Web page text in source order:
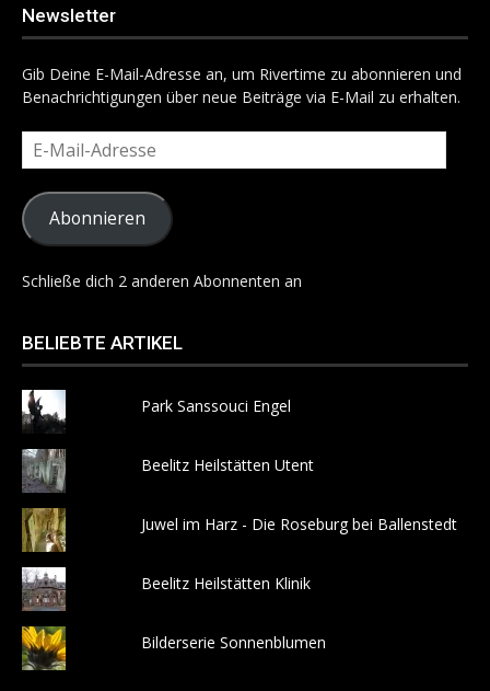
Newsletter
Gib Deine E-Mail-Adresse an, um Rivertime zu abonnieren und
Benachrichtigungen über neue Beiträge via E-Mail zu erhalten.
E-
Mail-
Adresse
Abonnieren
Schließe dich 2 anderen Abonnenten an
BELIEBTE ARTIKEL
Park Sanssouci Engel
Beelitz Heilstätten Utent
Juwel im Harz - Die Roseburg bei Ballenstedt
Beelitz Heilstätten Klinik
Bilderserie Sonnenblumen